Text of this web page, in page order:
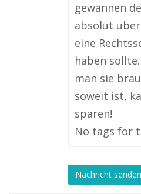
gewannen
absolut
eine
haben
man sie
soweit ist,
sparen!
No tags for
Nachricht senden